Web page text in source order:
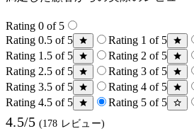
Rating 0 of 5
Rating 0.5 of 5
Rating 1 of 5
Rating 1.5 of 5
Rating 2 of 5
Rating 2.5 of 5
Rating 3 of 5
Rating 3.5 of 5
Rating 4 of 5
Rating 4.5 of 5
Rating 5 of 5
4.5/5 (178 レビュー)